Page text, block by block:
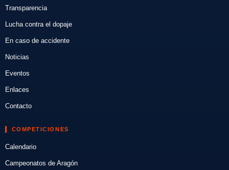
Transparencia
Lucha contra el dopaje
En caso de accidente
Noticias
Eventos
Enlaces
Contacto
COMPETICIONES
Calendario
Campeonatos de Aragón